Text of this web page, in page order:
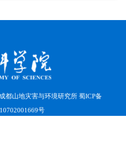
都山地灾害与环境研究所蜀ICP备
号